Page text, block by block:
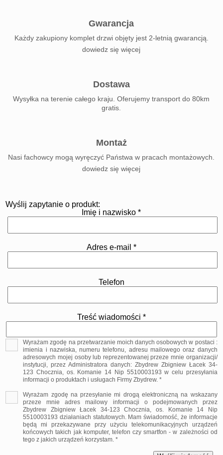
Gwarancja
Każdy zakupiony komplet drzwi objęty jest 2-letnią gwarancją.
dowiedz się więcej
Dostawa
Wysyłka na terenie całego kraju. Oferujemy transport do 80km
gratis.
Montaż
Nasi fachowcy mogą wyręczyć Państwa w pracach montażowych.
dowiedz się więcej
Wyślij zapytanie o produkt:
Imię i nazwisko *
Adres e-mail *
Telefon
Treść wiadomości *
Wyrażam zgodę na przetwarzanie moich danych osobowych w postaci :
imienia i nazwiska, numeru telefonu, adresu mailowego oraz danych
adresowych mojej osoby lub reprezentowanej przeze mnie organizacji/
instytucji, przez Administratora danych: Zbydrew Zbigniew Łacek 34-
123 Chocznia, os. Komanie 14 Nip 5510003193 w celu przesyłania
informacji o produktach i usługach Firmy Zbydrew. *
Wyrażam zgodę na przesyłanie mi drogą elektroniczną na wskazany
przeze mnie adres mailowy informacji o podejmowanych przez
Zbydrew Zbigniew Łacek 34-123 Chocznia, os. Komanie 14 Nip
5510003193 działaniach statutowych. Mam świadomość, że informacje
będą mi przekazywane przy użyciu telekomunikacyjnych urządzeń
końcowych takich jak komputer, telefon czy smartfon - w zależności od
tego z jakich urządzeń korzystam. *